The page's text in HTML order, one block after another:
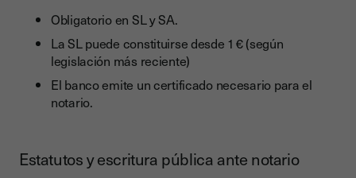
Obligatorio en SL y SA.
La SL puede constituirse desde 1 € (según
legislación más reciente)
El banco emite un certificado necesario para el
notario.
Estatutos y escritura pública ante notario